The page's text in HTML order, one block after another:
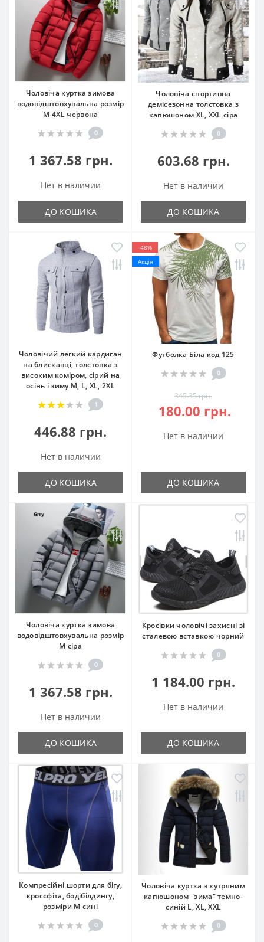
Чоловіча куртка зимова
водовідштовхувальна розмір
М-4XL червона
0
1 367.58 грн.
Нет в наличии
ДО КОШИКА
Чоловіча спортивна
демісезонна толстовка з
капюшоном XL, XXL сіра
0
603.68 грн.
Нет в наличии
ДО КОШИКА
Чоловічий легкий кардиган
на блискавці, толстовка з
високим коміром, cірий на
осінь і зиму М, L, ХL, 2ХL
1
446.88 грн.
Нет в наличии
ДО КОШИКА
-48%
Акція
Футболка Біла код 125
0
345.35 грн.
180.00 грн.
Нет в наличии
ДО КОШИКА
Чоловіча куртка зимова
водовідштовхувальна розмір
М сіра
0
1 367.58 грн.
Нет в наличии
ДО КОШИКА
Кросівки чоловічі захисні зі
сталевою вставкою чорний
0
1 184.00 грн.
Нет в наличии
ДО КОШИКА
Компресійні шорти для бігу,
кроссфіта, бодібілдингу,
розміри М сині
0
Чоловіча куртка з хутряним
капюшоном "зима" темно-
синій L, XL, XXL
0